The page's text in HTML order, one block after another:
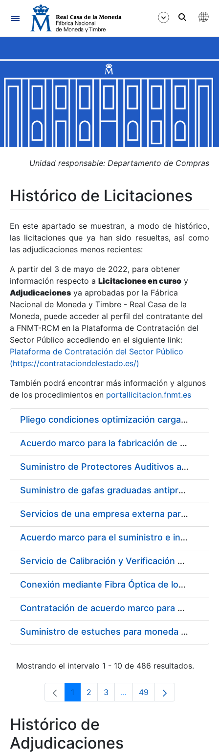
Navegación
Mostrar/Ocultar
Mostrar/Ocultar
Mostrar/Ocultar
Mostrar/Ocultar
Mostrar/Ocultar
Mostrar/Ocultar
Unidad responsable: Departamento de Compras
Histórico de Licitaciones
En este apartado se muestran, a modo de histórico,
las licitaciones que ya han sido resueltas, así como
las adjudicaciones menos recientes:
A partir del 3 de mayo de 2022, para obtener
información respecto a Licitaciones en curso y
Adjudicaciones ya aprobadas por la Fábrica
Nacional de Moneda y Timbre - Real Casa de la
Moneda, puede acceder al perfil del contratante del
a FNMT-RCM en la Plataforma de Contratación del
Sector Público accediendo en el siguiente link:
Plataforma de Contratación del Sector Público
(https://contrataciondelestado.es/)
También podrá encontrar más información y algunos
de los procedimientos en portallicitacion.fnmt.es
Pliego condiciones optimización cargas compras firmado
Acuerdo marco para la fabricación de piezas
Suministro de Protectores Auditivos a medida para las personas trabajadoras de los Centros de Trabajo de Madrid y Burgos
Suministro de gafas graduadas antiproyecciones para los trabajadores de la FNMT-RCM en los centros de trabajo de Madrid y Burgos
Servicios de una empresa externa para el asesoramiento y resolución de los recursos de alzada que se presentan relacionados con procesos de selección para la FNMT-RCM
Acuerdo marco para el suministro e instalación de persianas, estores y otros complementos
Servicio de Calibración y Verificación Externa de los Equipos de Medición del Servicio de Prevención de la FNMT-RCM
Conexión mediante Fibra Óptica de los Centros de Proceso de Datos (CPDs) de las sedes de la FNMT-RCM de Burgos y Madrid
Contratación de acuerdo marco para el Suministro de Material de Electricidad para la Fábrica Nacional de Moneda y Timbre-Real Casa de la Moneda en su centro de trabajo de Burgos
Suministro de estuches para moneda de 30 €
Mostrando el intervalo 1 - 10 de 486 resultados.
Página
1 Página
2 Página
3 ...Páginas intermedias Use
Página
49
Histórico de
Adjudicaciones